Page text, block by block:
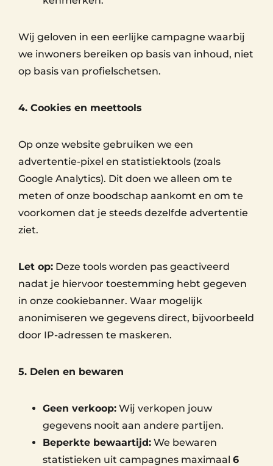
Wij geloven in een eerlijke campagne waarbij
we inwoners bereiken op basis van inhoud, niet
op basis van profielschetsen.
4. Cookies en meettools
Op onze website gebruiken we een
advertentie-pixel en statistiektools (zoals
Google Analytics). Dit doen we alleen om te
meten of onze boodschap aankomt en om te
voorkomen dat je steeds dezelfde advertentie
ziet.
Let op: Deze tools worden pas geactiveerd
nadat je hiervoor toestemming hebt gegeven
in onze cookiebanner. Waar mogelijk
anonimiseren we gegevens direct, bijvoorbeeld
door IP-adressen te maskeren.
5. Delen en bewaren
Geen verkoop: Wij verkopen jouw
gegevens nooit aan andere partijen.
Beperkte bewaartijd: We bewaren
statistieken uit campagnes maximaal 6